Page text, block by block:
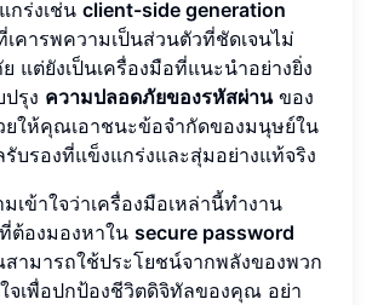
กร่งเช่น client-side generation
คารพความเป็นส่วนตัวที่ชัดเจนไม่
แต่ยังเป็นเครื่องมือที่แนะนำอย่างยิ่ง
รุง ความปลอดภัยของรหัสผ่านของ
ให้คุณเอาชนะข้อจำกัดของมนุษย์ใน
บรองที่แข็งแกร่งและสุ่มอย่างแท้จริง
เข้าใจว่าเครื่องมือเหล่านี้ทำงาน
ต้องมองหาใน secure password
ามารถใช้ประโยชน์จากพลังของพวก
จเพื่อปกป้องชีวิตดิจิทัลของคุณ อย่า